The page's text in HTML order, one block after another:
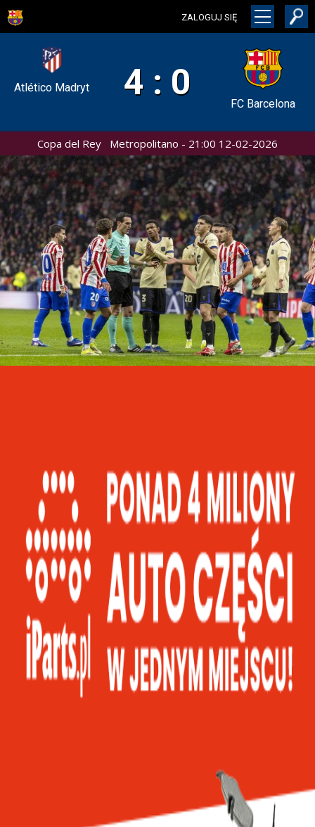
ZALOGUJ SIĘ
Atlético Madryt 4 : 0
FC Barcelona
Copa del Rey Metropolitano - 21:00 12-02-2026